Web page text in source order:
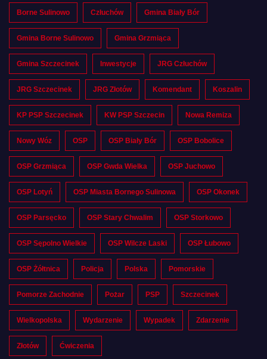
Borne Sulinowo Człuchów Gmina Biały Bór
Gmina Borne Sulinowo Gmina Grzmiąca
Gmina Szczecinek Inwestycje JRG Człuchów
JRG Szczecinek JRG Złotów Komendant Koszalin
KP PSP Szczecinek KW PSP Szczecin Nowa Remiza
Nowy Wóz OSP OSP Biały Bór OSP Bobolice
OSP Grzmiąca OSP Gwda Wielka OSP Juchowo
OSP Lotyń OSP Miasta Bornego Sulinowa OSP Okonek
OSP Parsęcko OSP Stary Chwalim OSP Storkowo
OSP Sępolno Wielkie OSP Wilcze Laski OSP Łubowo
OSP Żółtnica Policja Polska Pomorskie
Pomorze Zachodnie Pożar PSP Szczecinek
Wielkopolska Wydarzenie Wypadek Zdarzenie
Złotów Ćwiczenia